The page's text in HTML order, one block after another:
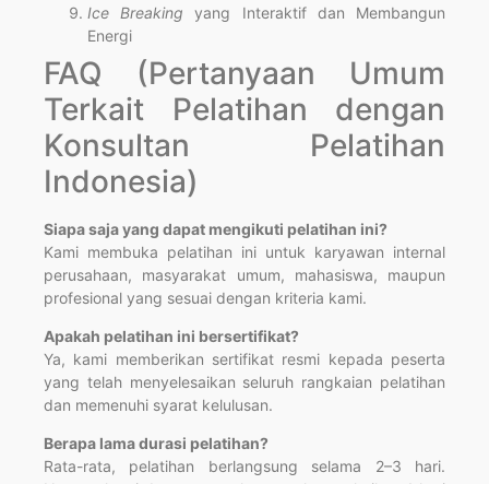
Ice Breaking yang Interaktif dan Membangun
Energi
FAQ (Pertanyaan Umum
Terkait Pelatihan dengan
Konsultan Pelatihan
Indonesia)
Siapa saja yang dapat mengikuti pelatihan ini?
Kami membuka pelatihan ini untuk karyawan internal
perusahaan, masyarakat umum, mahasiswa, maupun
profesional yang sesuai dengan kriteria kami.
Apakah pelatihan ini bersertifikat?
Ya, kami memberikan sertifikat resmi kepada peserta
yang telah menyelesaikan seluruh rangkaian pelatihan
dan memenuhi syarat kelulusan.
Berapa lama durasi pelatihan?
Rata-rata, pelatihan berlangsung selama 2–3 hari.